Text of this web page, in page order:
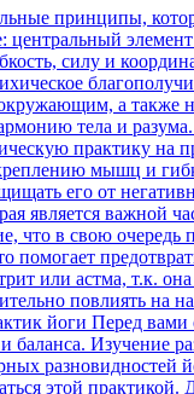
чтобы оценить стиль преподавания и подход инструктора; Не стесняйтесь задавать вопросы инструкторам о их опыте, подходе к преподаванию и понимании йоги. Пользуйтесь этими советами и анализируйте ваши потребности, чтобы найти такого инструктора, который сможет вдохновить и вести вас в мире йоги. Значимость консультации профессионального тренера перед началом занятий йогой Если вы решили заняться йогой, то уже сделали первый шаг на пути к здоровью и гармонии. Но чтобы получить максимальную пользу от практики и избежать возможных травм, важно обратиться к опытному и квалифицированному инструктору. 1. Безопасность Тренировки под руководством профессионального инструктора помогут избежать неправильных поз и движений, которые могут привести к травмам или неприятным последствиям для здоровья. Инструктор поможет вам правильно выполнять асаны (позы), учитывая особенности вашего тела и физическую подготовку. 2. Качественное обучение Профессиональный тренер поможет вам разобраться в теоретической базе йоги, объяснит основные принципы и подходы к практике. Вы сможете глубже понять философию йоги и получить качественные знания,